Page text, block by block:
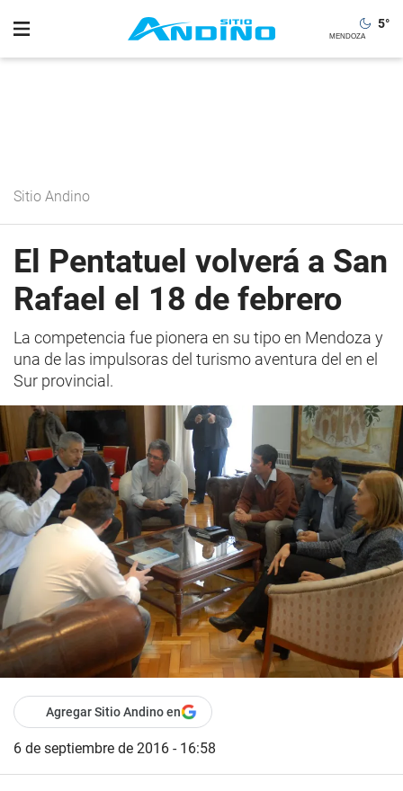
5°
Sitio Andino
El Pentatuel volverá a San
Rafael el 18 de febrero
La competencia fue pionera en su tipo en Mendoza y
una de las impulsoras del turismo aventura del en el
Sur provincial.
Agregar Sitio Andino en
6 de septiembre de 2016 - 16:58